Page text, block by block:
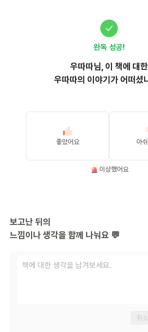
완독 성공!
우따따님, 이 책에 대한
우따따의 이야기가 어떠셨
좋았어요 아
이상했어요
보고난 뒤의
느낌이나 생각을 함께 나눠요 💬
취소